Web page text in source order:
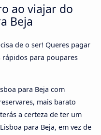
ao viajar do
Beja
de o ser! Queres pagar
rápidos para poupares
para Beja com
mais barato
a certeza de ter um
para Beja, em vez de